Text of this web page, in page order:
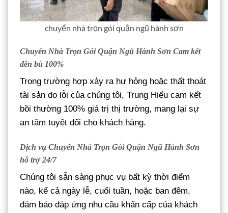
chuyển nhà trọn gói quận ngũ hành sơn
Chuyển Nhà Trọn Gói Quận Ngũ Hành Sơn Cam kết
đền bù 100%
Trong trường hợp xảy ra hư hỏng hoặc thất thoát
tài sản do lỗi của chúng tôi, Trung Hiếu cam kết
bồi thường 100% giá trị thị trường, mang lại sự
an tâm tuyệt đối cho khách hàng.
Dịch vụ Chuyển Nhà Trọn Gói Quận Ngũ Hành Sơn
hỗ trợ 24/7
Chúng tôi sẵn sàng phục vụ bất kỳ thời điểm
nào, kể cả ngày lễ, cuối tuần, hoặc ban đêm,
đảm bảo đáp ứng nhu cầu khẩn cấp của khách